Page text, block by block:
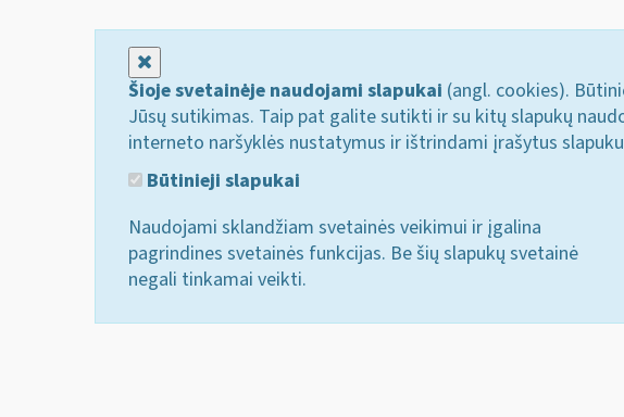
Šioje svetainėje naudojami slapukai (angl. cookies).
Jūsų sutikimas. Taip pat galite sutikti ir su kitų slapukų
interneto naršyklės nustatymus ir ištrindami įrašytus
Būtinieji slapukai
Naudojami sklandžiam svetainės veikimui ir įgalina
pagrindines svetainės funkcijas. Be šių slapukų svetainė
negali tinkamai veikti.